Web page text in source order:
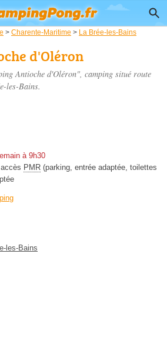
> Charente-Maritime > La Brée-les-Bains
d'Oléron
Antioche d'Oléron", camping situé route
les-Bains.
à 9h30
accès PMR (parking, entrée adaptée, toilettes
les-Bains